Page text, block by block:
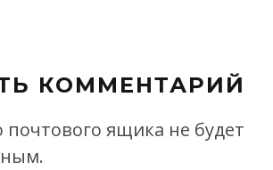
КОММЕНТАРИЙ
почтового ящика не будет